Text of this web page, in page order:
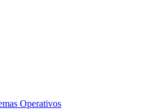
Operativos